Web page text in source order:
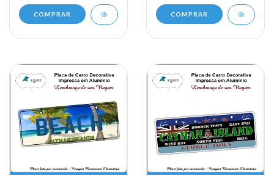
COMPRAR COMPRAR